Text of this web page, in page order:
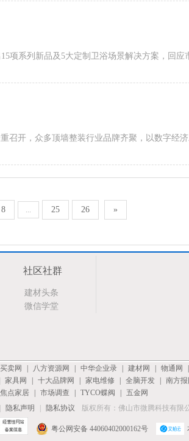
项系列新品及5大定制卫浴场景解决方案，回应
召开，众多顶墙整装行业品牌齐聚，以数字经
8 ... 25 26 »
社区社群
建材头条
微信学堂
卖网 | 八方资源网 | 中华企业录 | 建材网 | 物通网
家具网 | 十大品牌网 | 家电维修 | 全脑开发 | 南方
焦点家居 | 市场调查 | TYCO蝶阀 | 五金网
| 隐私声明 | 隐私协议 版权所有：佛山市微腾科技有限
粤公网安备 44060402000162号